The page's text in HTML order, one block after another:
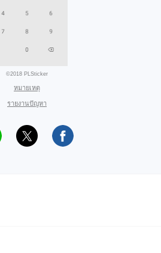
©2018 PLSticker
หมายเหตุ
รายงานปัญหา